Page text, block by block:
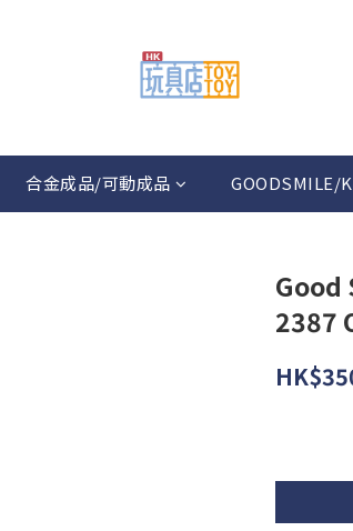
合金成品/可動成品 GOODSMILE/
Good
2387